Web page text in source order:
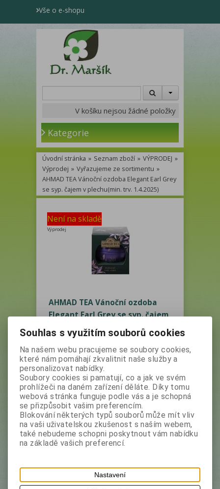
Vše o e-shopu
V košíku nejsou žádné položky
Kategorie
Úvodní stránka » Seznam zboží » VÝPRODEJ »
Výprodej » Vyřazujeme ze sortimentu »
AHMAD TEA Vánoční ozdoba Elegant Earl Grey
se syp. čajem v plechu(min. trv. 1.4.2025)
Není na skladě
Výprodej
AHMAD TEA Vánoční ozdoba
Elegant Earl Grey se syp. čajem
v plechu(min. trv. 1.4.2025)
Vaše cena bez DPH:
Vaše cena s DPH:67,20 Kč
Produkt není skladem
Výrobce: Ahmad Tea London
Katalogové číslo: 26749
Skladem:0 ks
Doporučit výrobek
Tisk
Souhlas s využitím souborů cookies
Na našem webu pracujeme se soubory cookies,
které nám pomáhají zkvalitnit naše služby a
personalizovat nabídky.
Soubory cookies si pamatují, co a jak ve svém
prohlížeči na daném zařízení děláte. Díky tomu
webová stránka funguje podle vás a je schopná
se přizpůsobit vašim preferencím.
Blokování některých typů souborů může mít vliv
na vaši uživatelskou zkušenost s naším webem,
také nebudeme schopni poskytnout vám nabídku
na základě vašich preferencí.
Nastavení